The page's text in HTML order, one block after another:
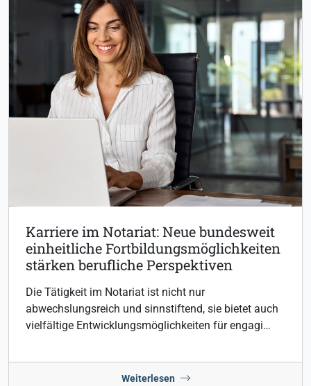
Karriere im Notariat: Neue bundesweit
einheitliche Fortbildungsmöglichkeiten
stärken berufliche Perspektiven
Die Tätigkeit im Notariat ist nicht nur
abwechslungsreich und sinnstiftend, sie bietet auch
vielfältige Entwicklungsmöglichkeiten für engagi…
Weiterlesen